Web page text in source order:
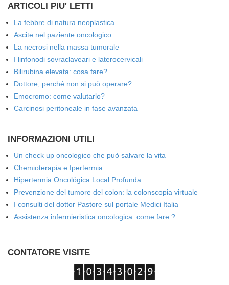
ARTICOLI PIU' LETTI
La febbre di natura neoplastica
Ascite nel paziente oncologico
La necrosi nella massa tumorale
I linfonodi sovraclaveari e laterocervicali
Bilirubina elevata: cosa fare?
Dottore, perché non si può operare?
Emocromo: come valutarlo?
Carcinosi peritoneale in fase avanzata
INFORMAZIONI UTILI
Un check up oncologico che può salvare la vita
Chemioterapia e Ipertermia
Hipertermia Oncológica Local Profunda
Prevenzione del tumore del colon: la colonscopia virtuale
I consulti del dottor Pastore sul portale Medici Italia
Assistenza infermieristica oncologica: come fare ?
CONTATORE VISITE